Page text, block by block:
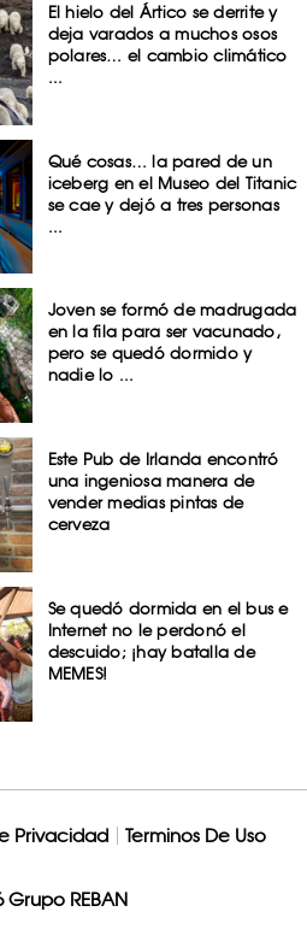
El hielo del Ártico se derrite y
deja varados a muchos osos
polares… el cambio climático
...
Qué cosas… la pared de un
iceberg en el Museo del Titanic
se cae y dejó a tres personas
...
Joven se formó de madrugada
en la fila para ser vacunado,
pero se quedó dormido y
nadie lo ...
Este Pub de Irlanda encontró
una ingeniosa manera de
vender medias pintas de
cerveza
Se quedó dormida en el bus e
Internet no le perdonó el
descuido; ¡hay batalla de
MEMES!
Privacidad Terminos De Uso
Grupo REBAN